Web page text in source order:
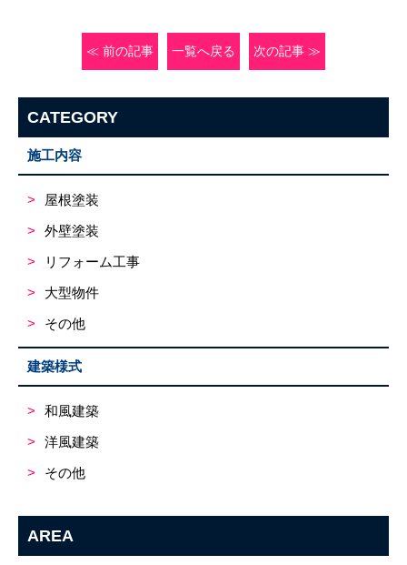
≪ 前の記事 一覧へ戻る 次の記事 ≫
CATEGORY
施工内容
屋根塗装
外壁塗装
リフォーム工事
大型物件
その他
建築様式
和風建築
洋風建築
その他
AREA